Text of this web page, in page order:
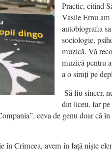
Practic, citind
Vasile Ernu am
autobiografia
sociologie,
muzică. Vă
muzică pentru
a o simți pe
Să fiu sincer,
din liceu. Iar
ceva de genu doar că
în Crimeea, avem în față niște